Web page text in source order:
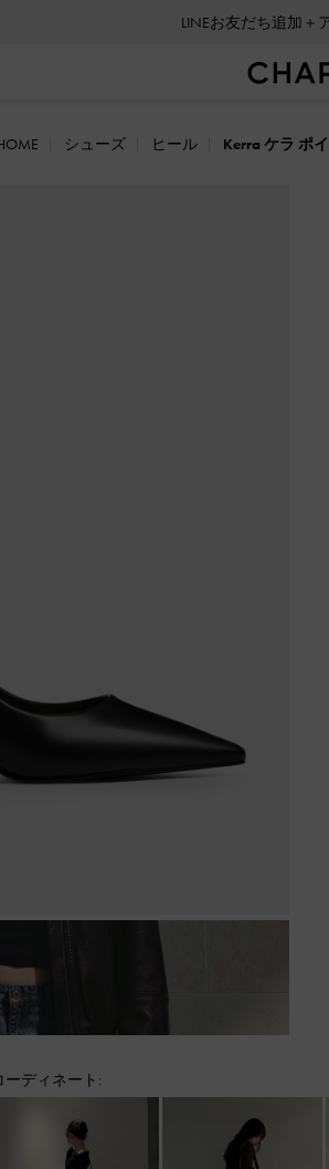
LINEお友だち追加＋
シューズ ヒール Kerra ケラ ポ
ディネート: